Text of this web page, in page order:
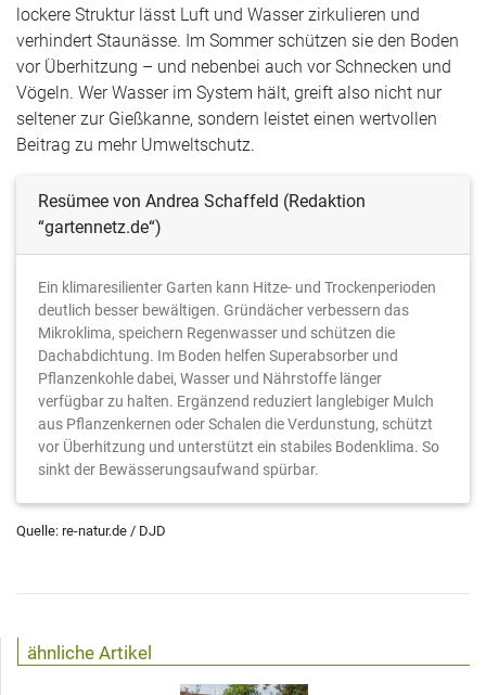
lockere Struktur lässt Luft und Wasser zirkulieren und
verhindert Staunässe. Im Sommer schützen sie den Boden
vor Überhitzung – und nebenbei auch vor Schnecken und
Vögeln. Wer Wasser im System hält, greift also nicht nur
seltener zur Gießkanne, sondern leistet einen wertvollen
Beitrag zu mehr Umweltschutz.
Resümee von Andrea Schaffeld (Redaktion
“gartennetz.de“)
Ein klimaresilienter Garten kann Hitze- und Trockenperioden
deutlich besser bewältigen. Gründächer verbessern das
Mikroklima, speichern Regenwasser und schützen die
Dachabdichtung. Im Boden helfen Superabsorber und
Pflanzenkohle dabei, Wasser und Nährstoffe länger
verfügbar zu halten. Ergänzend reduziert langlebiger Mulch
aus Pflanzenkernen oder Schalen die Verdunstung, schützt
vor Überhitzung und unterstützt ein stabiles Bodenklima. So
sinkt der Bewässerungsaufwand spürbar.
Quelle: re-natur.de / DJD
ähnliche Artikel